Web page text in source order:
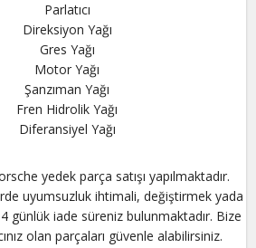
Parlatıcı
Direksiyon Yağı
Gres Yağı
Motor Yağı
Şanzıman Yağı
Fren Hidrolik Yağı
Diferansiyel Yağı
yedek parça satışı yapılmaktadır.
uyumsuzluk ihtimali, değiştirmek yada
günlük iade süreniz bulunmaktadır. Bize
olan parçaları güvenle alabilirsiniz.